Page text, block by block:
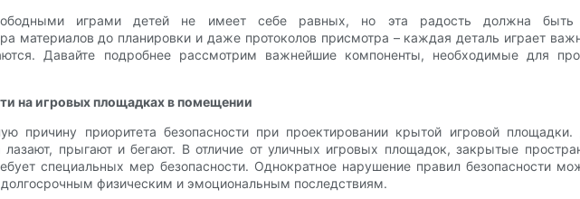
играми детей не имеет себе равных, но эта радость должна быть
материалов до планировки и даже протоколов присмотра – каждая деталь играет
Давайте подробнее рассмотрим важнейшие компоненты, необходимые для
на игровых площадках в помещении
причину приоритета безопасности при проектировании крытой игровой
лазают, прыгают и бегают. В отличие от уличных игровых площадок, закрытые
специальных мер безопасности. Однократное нарушение правил безопасности
физическим и эмоциональным последствиям.